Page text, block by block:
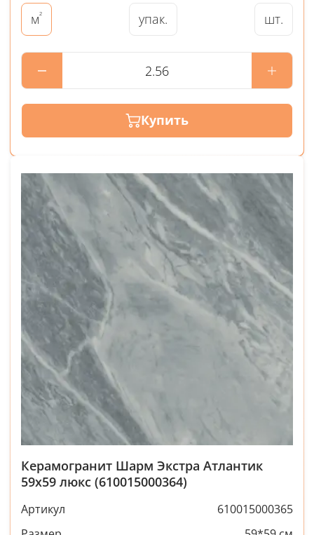
м² упак. шт.
Купить
Керамогранит Шарм Экстра Атлантик
59x59 люкс (610015000364)
Артикул
610015000365